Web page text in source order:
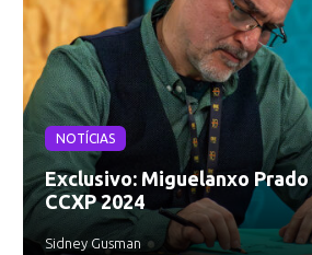
NOTÍCIAS
Exclusivo: Miguelanxo
CCXP 2024
Sidney Gusman